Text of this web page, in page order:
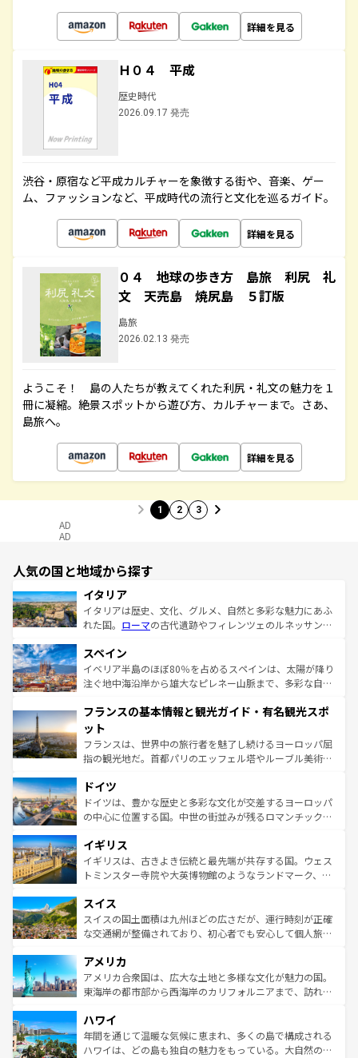
詳細を見る
Ｈ０４ 平成
歴史時代
2026.09.17 発売
渋谷・原宿など平成カルチャーを象徴する街や、音楽、ゲー
ム、ファッションなど、平成時代の流行と文化を巡るガイド。
詳細を見る
０４ 地球の歩き方 島旅 利尻 礼
文 天売島 焼尻島 ５訂版
島旅
2026.02.13 発売
ようこそ！ 島の人たちが教えてくれた利尻・礼文の魅力を１
冊に凝縮。絶景スポットから遊び方、カルチャーまで。さあ、
島旅へ。
詳細を見る
1 2 3
AD
AD
人気の国と地域から探す
イタリア
イタリアは歴史、文化、グルメ、自然と多彩な魅力にあふ
れた国。 ローマの古代遺跡やフィレンツェのルネッサンス
ろん、トスカーナの美しい田園風景やアマルフィ海岸の絶
景など、自然景観も見逃せない。観光の合間には、本場の
ピザやパスタなど、絶品のイタリア料理を堪能することも
ませてくれるイタリアで、忘れられない旅をしてみよう！
なお、新着のイタリア情報は
しい。
スペイン
イベリア半島のほぼ80％を占めるスペインは、太陽が降り
注ぐ地中海沿岸から雄大なピレネー山脈まで、多彩な自然
文化が根付くこの国では、情熱的なフラメンコ、熱気あふ
れる闘牛、そして美味しいタパスが生活の一部となってい
る。首都マドリードの洗練された雰囲気や、バルセロナの
アートに溢れた街角から、地方では古代ローマ遺跡や中世
せる。地方によって風土や気候が異なるスペインはその個
性で訪れる人を魅了する。 なお、新着のスペイン情報は コ
ンテンツ一覧を参照してほしい。
フランスの基本情報と観光ガイド・有名観光スポ
ット
フランスは、世界中の旅行者を魅了し続けるヨーロッパ屈
指の観光地だ。首都パリのエッフェル塔やルーブル美術館
で、幅広い魅力が詰まっている。華麗な宮殿、歴史的な大
聖堂、美しいビーチ、そして豊かな自然が、訪れる者を心
から魅了する。また、フランスは美食の国としても知ら
いる。シャンパンの発祥地であるランス、プロヴァンスの
香り高いラベンダー畑など、多彩な楽しみ方が可能だ。さ
らに、パリ以外の地域にも魅力が溢れており、どの街角に
れる地方に足を運ぶとそれぞれで全く異なる文化を体験で
きるだろう。 なお、新着のフランス情報はコンテンツ一覧
を参照してほしい。
ドイツ
ドイツは、豊かな歴史と多彩な文化が交差するヨーロッパ
の中心に位置する国。中世の街並みが残るロマンチック街
顔を持つこの国は、どこを歩いても飽きることがない。ベ
ルリンの文化的活気、バイエルン州のアルプスの絶景、そ
してライン川沿いのワイン畑といった風景は必見。ビール
は、お酒好きな人にはぜひ体験してほしい。 なお、新着の
ドイツ情報はコンテンツ一覧を参照してほしい。
イギリス
イギリスは、古きよき伝統と最先端が共存する国。ウェス
トミンスター寺院や大英博物館のようなランドマーク、歴
リアごとに異なる魅力がある。また、優雅なアフタヌーン
ティー、ビール好きにはたまらない英国パブ、サッカー観
戦など、本場だからこそできる体験も豊富。イギリスを旅
ンツ一覧を参照してほしい。
スイス
スイスの国土面積は九州ほどの広さだが、運行時刻が正確
な交通網が整備されており、初心者でも安心して個人旅行
の建物がそのまま残る町や、スイスならではのユニークな
博物館もあり、アルプス観光だけでなく町歩きも満喫する
ことができる。国民の所得が高いため物価も高いが、旅行
ば市内交通費無料で観光を楽しむこともできる。 なお、新
着のスイス情報はコンテンツ一覧 を参照してほしい。
アメリカ
アメリカ合衆国は、広大な土地と多様な文化が魅力の国。
東海岸の都市部から西海岸のカリフォルニアまで、訪れる
のような巨大都市は、観光、ショッピング、エンターテイ
ンメントが詰まった刺激的なスポットだ。一方、アメリカ
西部には大自然が広がり、グランドキャニオンやイエロー
ハワイ
年間を通じて温暖な気候に恵まれ、多くの島で構成される
ハワイは、どの島も独自の魅力をもっている。大自然の神